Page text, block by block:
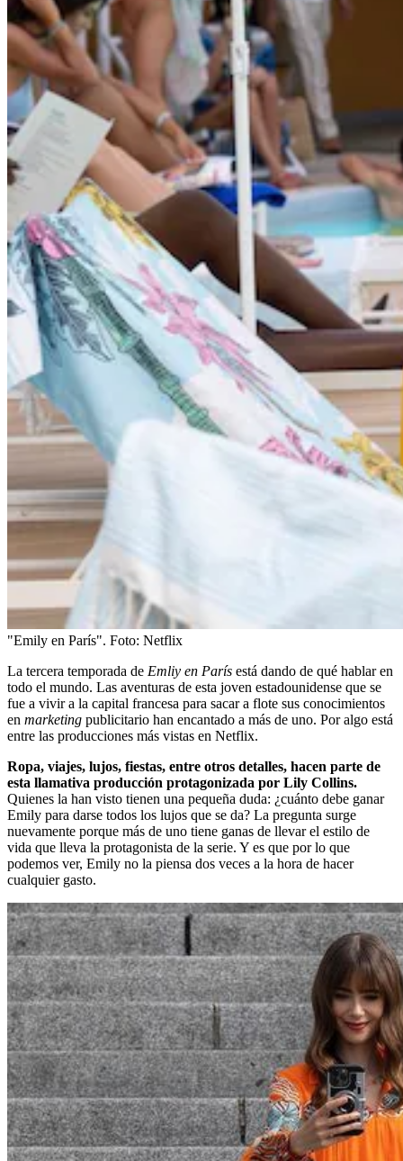
"Emily en París". Foto: Netflix
La tercera temporada de Emliy en París está dando de qué hablar en
todo el mundo. Las aventuras de esta joven estadounidense que se
fue a vivir a la capital francesa para sacar a flote sus conocimientos
en marketing publicitario han encantado a más de uno. Por algo está
entre las producciones más vistas en Netflix.
Ropa, viajes, lujos, fiestas, entre otros detalles, hacen parte de
esta llamativa producción protagonizada por Lily Collins.
Quienes la han visto tienen una pequeña duda: ¿cuánto debe ganar
Emily para darse todos los lujos que se da? La pregunta surge
nuevamente porque más de uno tiene ganas de llevar el estilo de
vida que lleva la protagonista de la serie. Y es que por lo que
podemos ver, Emily no la piensa dos veces a la hora de hacer
cualquier gasto.